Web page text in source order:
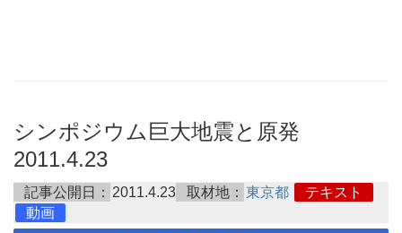
シンポジウム巨大地震と原発
2011.4.23
記事公開日： 2011.4.23 取材地： 東京都
テキスト
動画